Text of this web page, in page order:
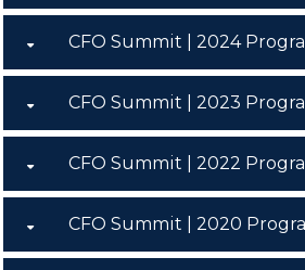
CFO Summit | 2024
CFO Summit | 2023
CFO Summit | 2022
CFO Summit | 2020